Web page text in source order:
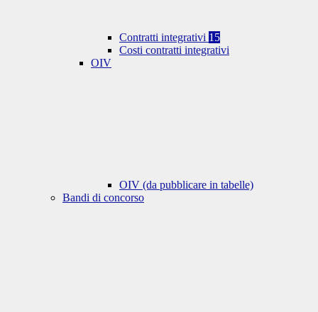
Contratti integrativi 15
Costi contratti integrativi
OIV
OIV (da pubblicare in tabelle)
Bandi di concorso